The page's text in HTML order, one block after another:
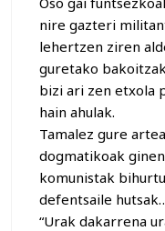
nire gazteri
lehertzen ziren
guretako
bizi ari zen etxola
hain ahulak.
Tamalez gure
dogmatikoak
komunistak
defentsaile
“Urak dakarrena